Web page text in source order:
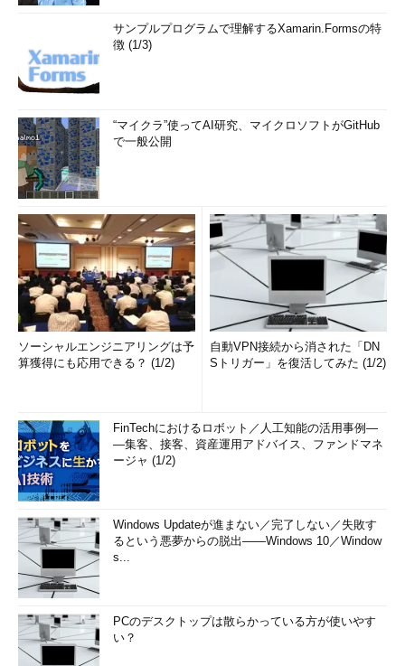
サンプルプログラムで理解するXamarin.Formsの特
徴 (1/3)
“マイクラ”使ってAI研究、マイクロソフトがGitHub
で一般公開
ソーシャルエンジニアリングは予
算獲得にも応用できる？ (1/2)
自動VPN接続から消された「DN
Sトリガー」を復活してみた (1/2)
FinTechにおけるロボット／人工知能の活用事例―
―集客、接客、資産運用アドバイス、ファンドマネ
ージャ (1/2)
Windows Updateが進まない／完了しない／失敗す
るという悪夢からの脱出――Windows 10／Window
s...
PCのデスクトップは散らかっている方が使いやす
い？